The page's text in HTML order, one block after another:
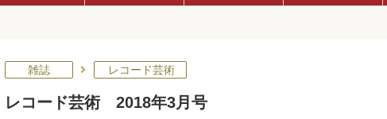
雑誌 レコード芸術
レコード芸術 2018年3月号